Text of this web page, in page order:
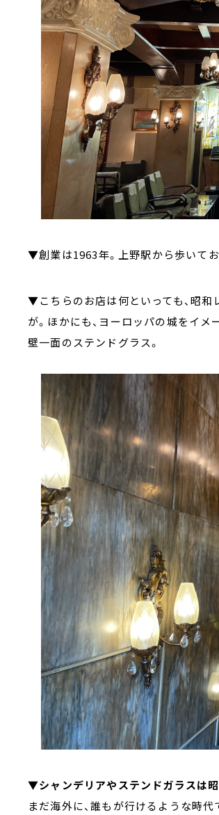
▼創業は1963年。上野駅から歩いて
▼こちらのお店は何といっても、昭和
が。ほかにも、ヨーロッパの城をイ
壁一面のステンドグラス。
▼シャンデリアやステンドガラスは昭
まだ海外に、誰もが行けるような時